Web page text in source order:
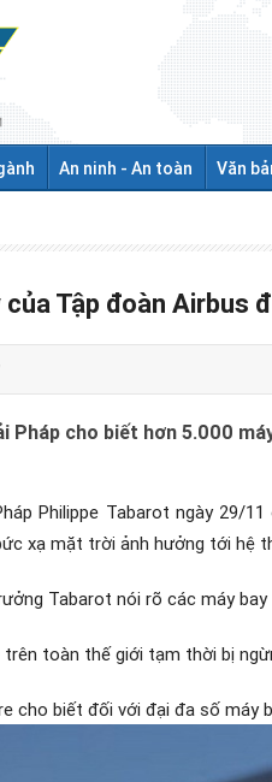
An ninh - An toàn Văn
Tập đoàn Airbus
Pháp cho biết hơn 5.000
Philippe Tabarot ngày 29/
xạ mặt trời ảnh hưởng tới hệ
Tabarot nói rõ các máy
trên toàn thế giới tạm thời bị
cho biết đối với đại đa số